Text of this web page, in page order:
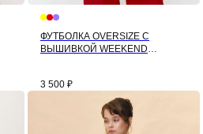
ФУТБОЛКА OVERSIZE С
ВЫШИВКОЙ WEEKEND
3 500 ₽